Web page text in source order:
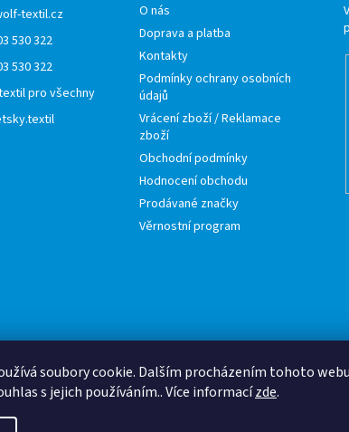
soubory cookie. Dalším procházením tohoto webu
s jejich používáním.. Více informacízde.
textil.cz
530 322
530 322
pro všechny
O nás
Doprava a platba
Kontakty
Podmínky ochrany osobních
údajů
Vrácení zboží / Reklamace
zboží
Obchodní podmínky
Hodnocení obchodu
Prodávané značky
Věrnostní program